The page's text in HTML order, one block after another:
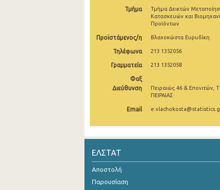
Σεπτεμβρίου 2024
Αυγούστου 2024
Ιουλίου 2024
Μαΐου 2024
Απριλίου 2024
Μαρτίου 2024
Νοεμβρίου 2023
Τμήμα
Τμήμα Δεικτών
Κατασκευών και
Προϊόντων
Προϊστάμενος/η Βλαχοκώστα Ευρυδίκη
Τηλέφωνα 213 1352056
Γραμματεία 213 1352058
Φαξ
Διεύθυνση
Πειραιώς 46 & Επονιτών,
ΠΕΙΡΑΙΑΣ
Email
ΕΛΣΤΑΤ
Αποστολή
Παρουσίαση